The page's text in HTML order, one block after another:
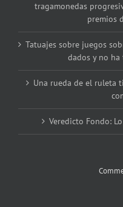
tragamonedas
premios
Tatuajes sobre juegos
dados y no
Una rueda de el ruleta
Veredicto Fondo: